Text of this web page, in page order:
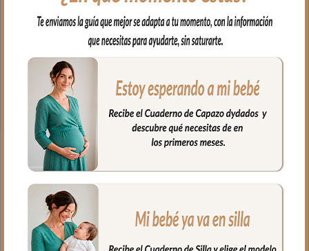
Pinza de chupete en tejido de algodón a
juego con todo lo que necesitas para tu
capazo.
La pinza es de madera, fácil de abrir y
con presión para que quede bien sujeta.
PRODUCTOS
RELACIONADOS